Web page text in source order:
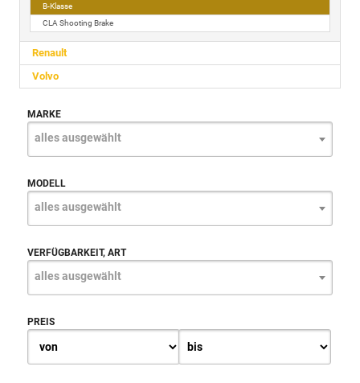
B-Klasse
CLA Shooting Brake
Renault
Volvo
MARKE
alles ausgewählt
MODELL
alles ausgewählt
VERFÜGBARKEIT, ART
alles ausgewählt
PREIS